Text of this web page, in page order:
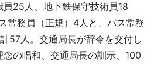
25人、地下鉄保守技術員18
常務員（正規）4人と、バス常務
57人。交通局長が辞令を交付し
の唱和、交通局長の訓示、100